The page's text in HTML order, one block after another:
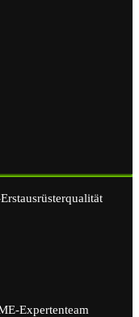
Expertenteam